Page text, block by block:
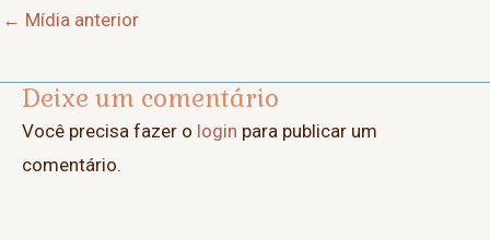
Post
← Mídia anterior
Deixe um comentário
Você precisa fazer o login para publicar um
comentário.